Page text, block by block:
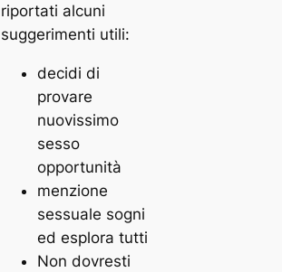
riportati alcuni
suggerimenti utili:
decidi di
provare
nuovissimo
sesso
opportunità
menzione
sessuale sogni
ed esplora tutti
Non dovresti